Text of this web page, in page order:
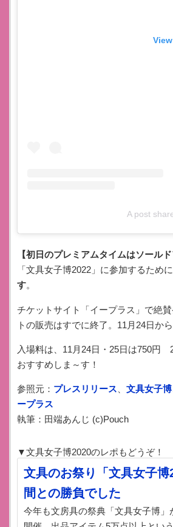
A post
【初日のプレミアムタイムはソール
「文具女子博2022」に参加するため
す。
チケットサイト「イープラス」で絶
トの販売はすでに終了。11月24日か
入場料は、11月24日・25日は750円
おすすめしま～す！
参照元： プレスリリース 文具女子博
ープラス
執筆：田端あんじ (c)Pouch
▼文具女子博2020のレポもどうぞ！
文具のお祭り「文具女子
間との勝負でした
今年も文房具の祭典「文具女子博